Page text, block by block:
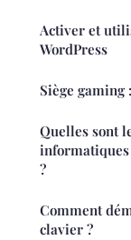
Activer et
WordPress
Siège
Quelles sont
?
Comment
clavier ?